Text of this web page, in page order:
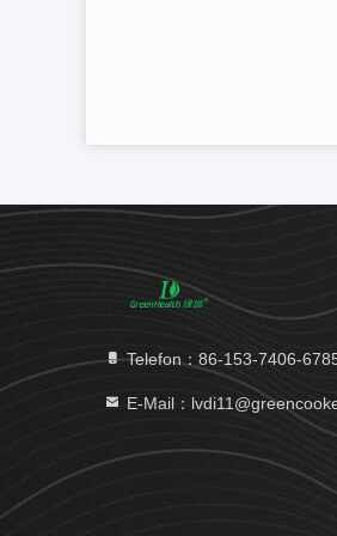
Telefon：86-153-7406-
E-Mail：